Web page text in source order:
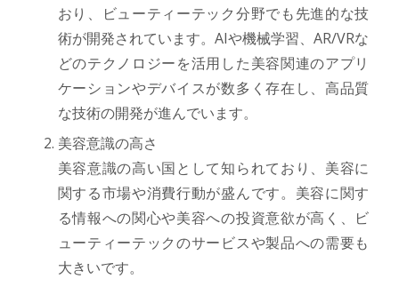
おり、ビューティーテック分野でも先進的な技
術が開発されています。AIや機械学習、AR/VRな
どのテクノロジーを活用した美容関連のアプリ
ケーションやデバイスが数多く存在し、高品質
な技術の開発が進んでいます。
美容意識の高さ
美容意識の高い国として知られており、美容に
関する市場や消費行動が盛んです。美容に関す
る情報への関心や美容への投資意欲が高く、ビ
ューティーテックのサービスや製品への需要も
大きいです。